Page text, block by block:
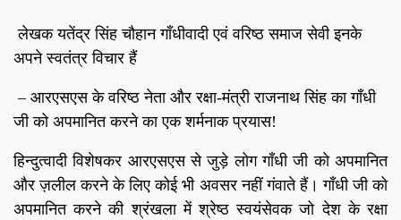
लेखक यतेंद्र सिंह चौहान गाँधीवादी एवं वरिष्ठ समाज सेवी इनके
अपने स्वतंत्र विचार हैं
– आरएसएस के वरिष्ठ नेता और रक्षा-मंत्री राजनाथ सिंह का गाँधी
जी को अपमानित करने का एक शर्मनाक प्रयास!
हिन्दुत्वादी विशेषकर आरएसएस से जुड़े लोग गाँधी जी को अपमानित
और ज़लील करने के लिए कोई भी अवसर नहीं गंवाते हैं। गाँधी जी को
अपमानित करने की श्रंखला में श्रेष्ठ स्वयंसेवक जो देश के रक्षा